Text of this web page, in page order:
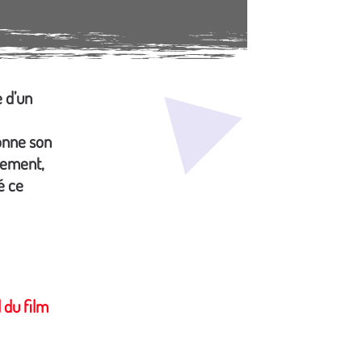
son
ce
du film